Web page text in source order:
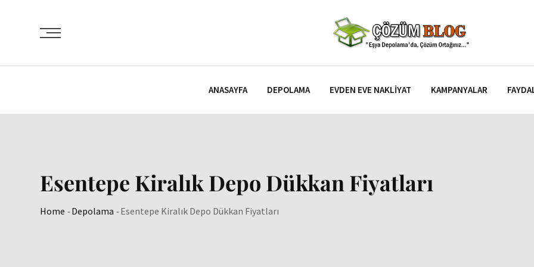
ANASAYFA DEPOLAMA EVDEN EVE NAKLIYAT KAMPANYALAR
Esentepe Kiralık Depo Dükkan Fiyatları
Home -Depolama -Esentepe Kiralık Depo Dükkan Fiyatları